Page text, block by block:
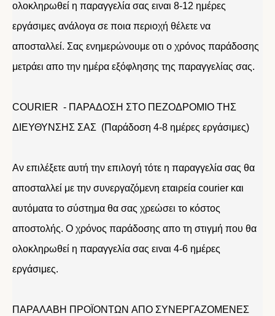
ολοκληρωθεί η παραγγελία σας ειναι 8-12 ημέρες
εργάσιμες ανάλογα σε ποια περιοχή θέλετε να
αποσταλλεί. Σας ενημερώνουμε οτι ο χρόνος παράδοσης
μετράει απο την ημέρα εξόφλησης της παραγγελίας σας.
COURIER - ΠΑΡΑΔΟΣΗ ΣΤΟ ΠΕΖΟΔΡΟΜΙΟ ΤΗΣ
ΔΙΕΥΘΥΝΣΗΣ ΣΑΣ (Παράδοση 4-8 ημέρες εργάσιμες)
Αν επιλέξετε αυτή την επιλογή τότε η παραγγελία σας θα
αποσταλλεί με την συνεργαζόμενη εταιρεία courier και
αυτόματα το σύστημα θα σας χρεώσει το κόστος
αποστολής. Ο χρόνος παράδοσης απο τη στιγμή που θα
ολοκληρωθεί η παραγγελία σας ειναι 4-6 ημέρες
εργάσιμες.
ΠΑΡΑΛΑΒΗ ΠΡΟΪΟΝΤΩΝ ΑΠΟ ΣΥΝΕΡΓΑΖΟΜΕΝΕΣ